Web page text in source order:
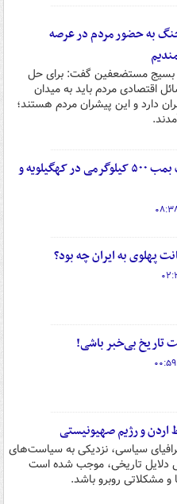
به حضور مردم در عرصه
بسیج مستضعفین گفت: برای حل
اقتصادی مردم باید به میدان
دارد و این پیشران مردم هستند؛
ماجرای کشف بمب ۵٠٠ کیلوگرمی در کهگیلویه و
پهلوی به ایران چه بود؟
تاریخ بی‌خبر باشی!
اردن و رژیم صهیونیستی
سیاسی، نزدیکی به سیاست‌های
دلایل تاریخی، موجب شده‌ است
و مشکلاتی روبرو باشد.